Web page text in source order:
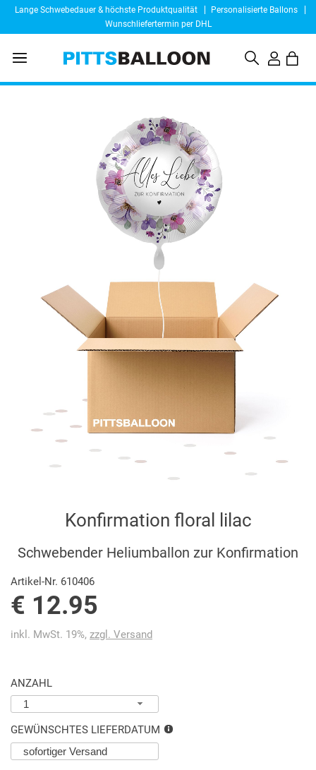
Lange Schwebedauer & höchste Produktqualität
Personalisierte Ballons
Wunschliefertermin per DHL
Konfirmation floral lilac
Schwebender Heliumballon zur Konfirmation
Artikel-Nr. 610406
€ 12.95
inkl. MwSt. 19%, zzgl. Versand
ANZAHL
1
GEWÜNSCHTES LIEFERDATUM